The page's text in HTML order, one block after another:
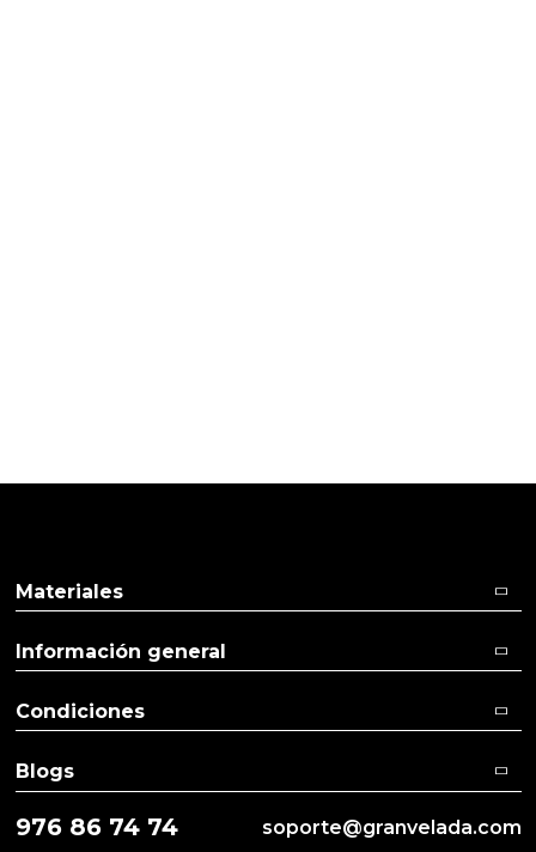
976 86 74 74 soporte@granvelada.com
Materiales
Información general
Condiciones
Blogs